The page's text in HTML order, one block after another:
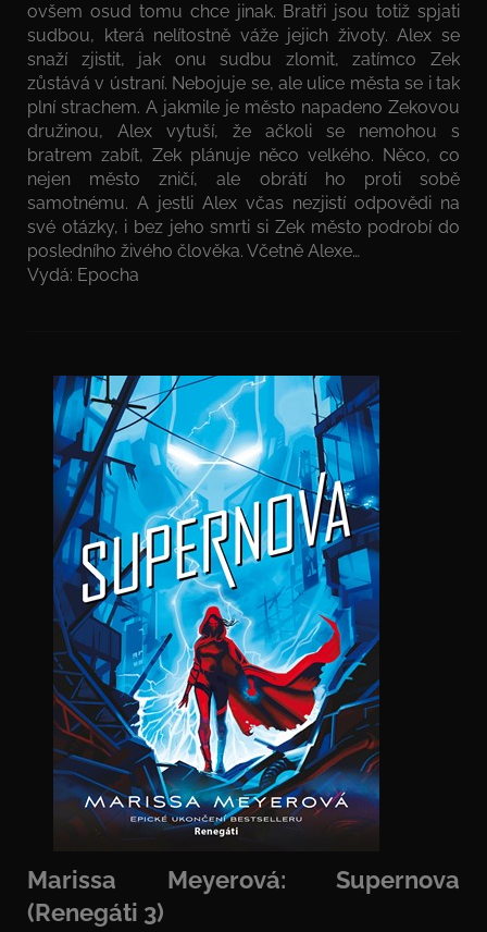
ovšem osud tomu chce jinak. Bratři jsou totiž spjati
sudbou, která nelítostně váže jejich životy. Alex se
snaží zjistit, jak onu sudbu zlomit, zatímco Zek
zůstává v ústraní. Nebojuje se, ale ulice města se i tak
plní strachem. A jakmile je město napadeno Zekovou
družinou, Alex vytuší, že ačkoli se nemohou s
bratrem zabít, Zek plánuje něco velkého. Něco, co
nejen město zničí, ale obrátí ho proti sobě
samotnému. A jestli Alex včas nezjistí odpovědi na
své otázky, i bez jeho smrti si Zek město podrobí do
posledního živého člověka. Včetně Alexe…
Vydá: Epocha
Marissa Meyerová: Supernova
(Renegáti 3)